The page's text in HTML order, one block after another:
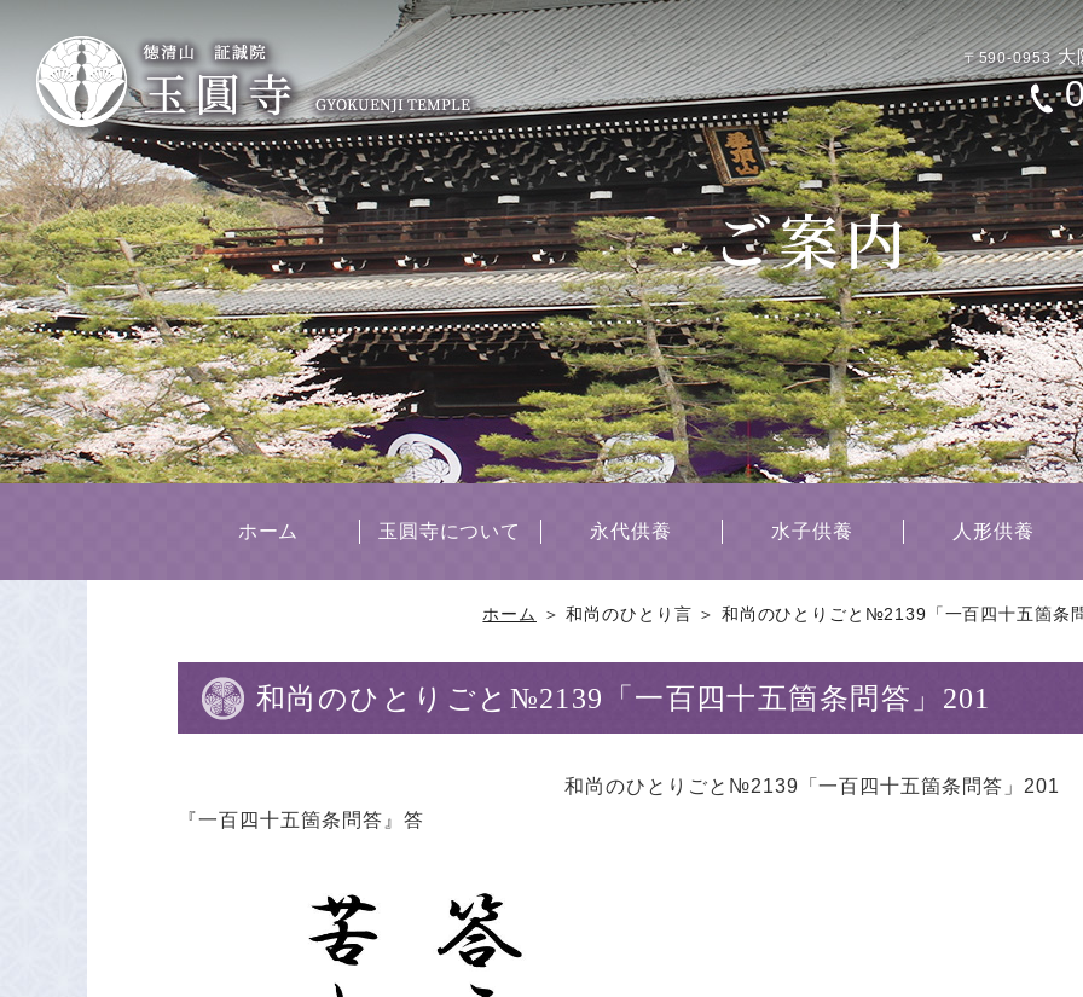
〒590-0953大
ホーム 玉圓寺について 永代供養 水子供養 人形供養
ホーム ＞ 和尚のひとり言 ＞ 和尚のひとりごと№2139「一百四十五箇条
和尚のひとりごと№2139「一百四十五箇条問答」201
和尚のひとりごと№2139「一百四十五箇条問答」201
『一百四十五箇条問答』答